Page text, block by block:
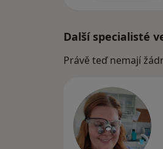
Další specialisté
Právě teď nemají